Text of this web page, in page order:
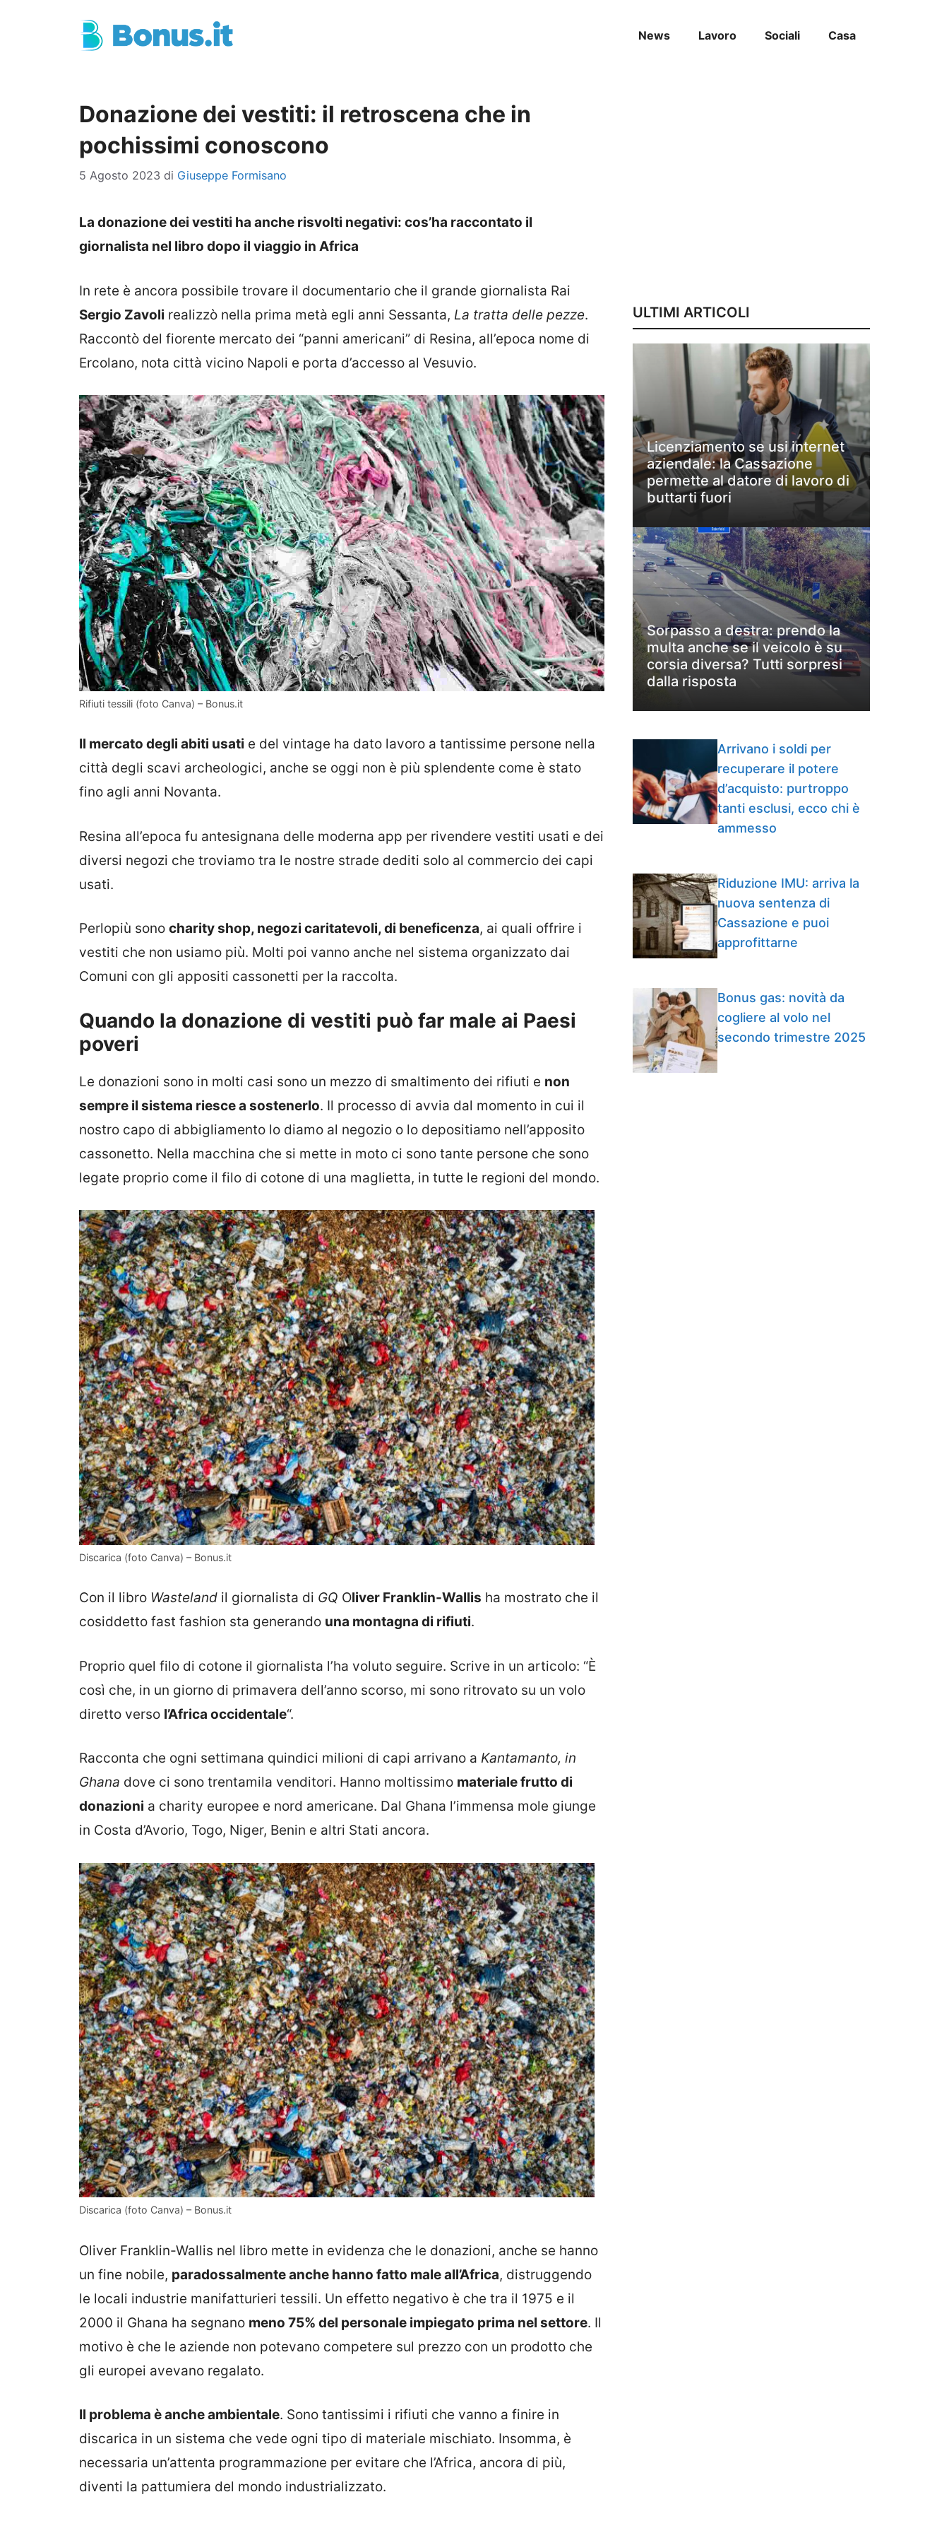
News Lavoro Sociali Casa
Donazione dei vestiti: il retroscena che in
pochissimi conoscono
5 Agosto 2023 di Giuseppe Formisano
La donazione dei vestiti ha anche risvolti negativi: cos’ha raccontato il
giornalista nel libro dopo il viaggio in Africa
In rete è ancora possibile trovare il documentario che il grande giornalista Rai
Sergio Zavoli realizzò nella prima metà egli anni Sessanta, La tratta delle pezze.
Raccontò del fiorente mercato dei “panni americani” di Resina, all’epoca nome di
Ercolano, nota città vicino Napoli e porta d’accesso al Vesuvio.
Rifiuti tessili (foto Canva) – Bonus.it
Il mercato degli abiti usati e del vintage ha dato lavoro a tantissime persone nella
città degli scavi archeologici, anche se oggi non è più splendente come è stato
fino agli anni Novanta.
Resina all’epoca fu antesignana delle moderna app per rivendere vestiti usati e dei
diversi negozi che troviamo tra le nostre strade dediti solo al commercio dei capi
usati.
Perlopiù sono charity shop, negozi caritatevoli, di beneficenza, ai quali offrire i
vestiti che non usiamo più. Molti poi vanno anche nel sistema organizzato dai
Comuni con gli appositi cassonetti per la raccolta.
Quando la donazione di vestiti può far male ai Paesi
poveri
Le donazioni sono in molti casi sono un mezzo di smaltimento dei rifiuti e non
sempre il sistema riesce a sostenerlo. Il processo di avvia dal momento in cui il
nostro capo di abbigliamento lo diamo al negozio o lo depositiamo nell’apposito
cassonetto. Nella macchina che si mette in moto ci sono tante persone che sono
legate proprio come il filo di cotone di una maglietta, in tutte le regioni del mondo.
Discarica (foto Canva) – Bonus.it
Con il libro Wasteland il giornalista di GQ Oliver Franklin-Wallis ha mostrato che il
cosiddetto fast fashion sta generando una montagna di rifiuti.
Proprio quel filo di cotone il giornalista l’ha voluto seguire. Scrive in un articolo: “È
così che, in un giorno di primavera dell’anno scorso, mi sono ritrovato su un volo
diretto verso l’Africa occidentale“.
Racconta che ogni settimana quindici milioni di capi arrivano a Kantamanto, in
Ghana dove ci sono trentamila venditori. Hanno moltissimo materiale frutto di
donazioni a charity europee e nord americane. Dal Ghana l’immensa mole giunge
in Costa d’Avorio, Togo, Niger, Benin e altri Stati ancora.
Discarica (foto Canva) – Bonus.it
Oliver Franklin-Wallis nel libro mette in evidenza che le donazioni, anche se hanno
un fine nobile, paradossalmente anche hanno fatto male all’Africa, distruggendo
le locali industrie manifatturieri tessili. Un effetto negativo è che tra il 1975 e il
2000 il Ghana ha segnano meno 75% del personale impiegato prima nel settore. Il
motivo è che le aziende non potevano competere sul prezzo con un prodotto che
gli europei avevano regalato.
Il problema è anche ambientale. Sono tantissimi i rifiuti che vanno a finire in
discarica in un sistema che vede ogni tipo di materiale mischiato. Insomma, è
necessaria un’attenta programmazione per evitare che l’Africa, ancora di più,
diventi la pattumiera del mondo industrializzato.
ULTIMI ARTICOLI
Licenziamento se usi internet
aziendale: la Cassazione
permette al datore di lavoro di
buttarti fuori
Sorpasso a destra: prendo la
multa anche se il veicolo è su
corsia diversa? Tutti sorpresi
dalla risposta
Arrivano i soldi per
recuperare il potere
d’acquisto: purtroppo
tanti esclusi, ecco chi è
ammesso
Riduzione IMU: arriva la
nuova sentenza di
Cassazione e puoi
approfittarne
Bonus gas: novità da
cogliere al volo nel
secondo trimestre 2025